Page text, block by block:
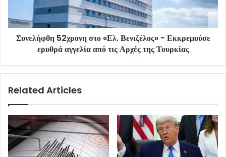
Συνελήφθη 52χρονη στο «Ελ. Βενιζέλος» - Εκκρεμούσε
ερυθρά αγγελία από τις Αρχές της Τουρκίας
Related Articles